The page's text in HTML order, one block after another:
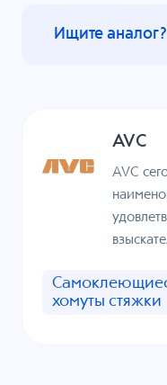
Ищите аналог?
AVC
AVC
хомуты стяжки